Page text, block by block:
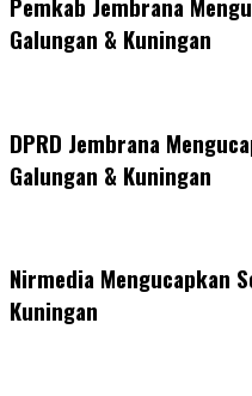
Pemkab Jembrana
Galungan & Kuningan
DPRD Jembrana
Galungan & Kuningan
Nirmedia Mengucapkan
Kuningan